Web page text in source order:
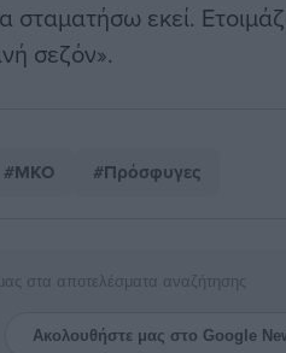
σταματήσω εκεί.
σεζόν».
#ΜΚΟ #Πρόσφυγες
στα αποτελέσματα αναζήτησης
Ακολουθήστε μας στο Google